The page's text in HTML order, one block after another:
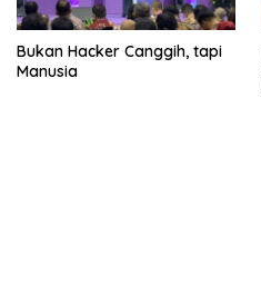
Bukan Hacker Canggih, tapi
Manusia